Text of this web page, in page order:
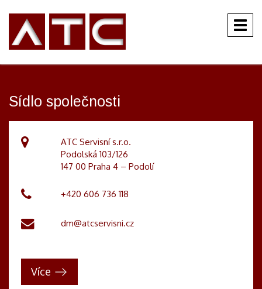
Stránka nenalezena.
Pokračovat na úvodní stránce.
Sídlo společnosti
ATC Servisní s.r.o.
Podolská 103/126
147 00 Praha 4 – Podolí
+420 606 736 118
dm@atcservisni.cz
Více